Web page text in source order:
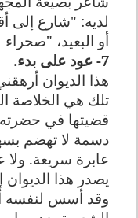
لديه: "شارع إلى
أو البعيد،
7- عود على بدء.
هذا الديوان
تلك هي الخلاصة
قضيتها في حضرته
دسمة لا تهضم
عابرة سريعة.
يصدر هذا الديوان
وقد أسس لنفسه